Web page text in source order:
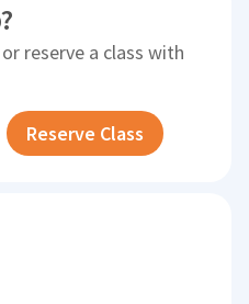
reserve a class with
Reserve Class